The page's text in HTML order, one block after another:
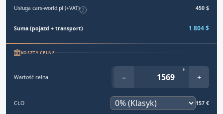
Usługa cars-world.pl (+VAT) 450 $
Suma (pojazd + transport) 1 804 $
KOSZTY CELNE
Wartość celna −
€
+
CŁO 157 €